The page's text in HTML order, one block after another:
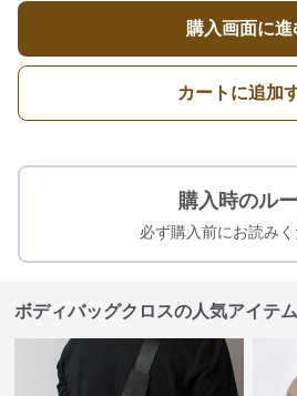
購入画面に進
カートに追加
購入時のル
必ず購入前にお読みく
ボディバッグクロスの人気アイテム